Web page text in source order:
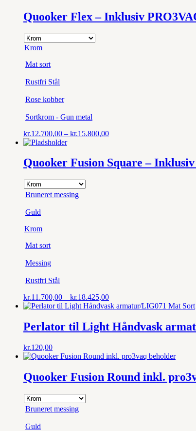
kr.12.000,00
Quooker Flex – Inklusiv
Krom
Mat sort
Rustfri Stål
Rose kobber
Sortkrom - Gun metal
kr.12.700,00 – kr.15.800,00Prisinterval:
kr.15.800,00
Quooker Fusion Square –
Bruneret messing
Guld
Krom
Mat sort
Messing
Rustfri Stål
kr.11.700,00 – kr.18.425,00Prisinterval:
kr.11.700,00
kr.18.425,00
Perlator til Light Håndvask
kr.120,00
Quooker Fusion Round inkl.
Bruneret messing
Guld